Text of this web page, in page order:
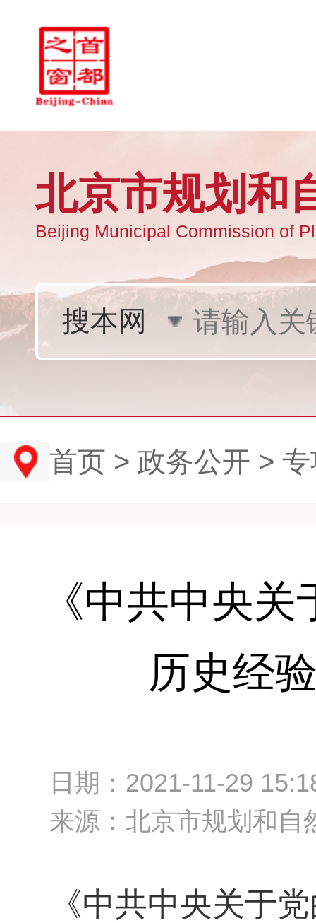
首页 > 政务公开 >
《中共中央
历史经
日期： 2021-11-29
来源： 北京市规划和自
《中共中央关于